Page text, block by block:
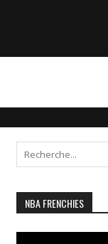
NBA FRENCHIES